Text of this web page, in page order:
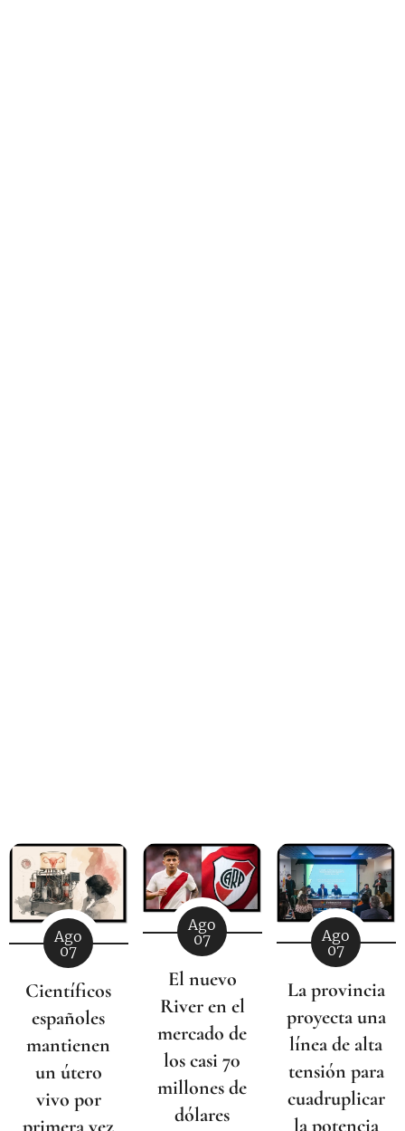
Ago
07
Científicos
españoles
mantienen
un útero
vivo por
Ago
07
El nuevo
River en el
mercado de
los casi 70
millones de
dólares
Ago
07
La provincia
proyecta una
línea de alta
tensión para
cuadruplicar
la potencia